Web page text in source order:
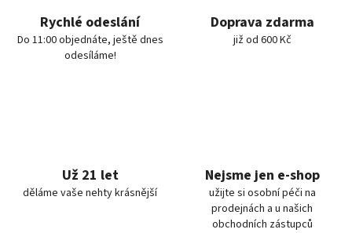
Rychlé odeslání
Do 11:00 objednáte, ještě dnes
odesíláme!
Doprava zdarma
již od 600 Kč
Už 21 let
děláme vaše nehty krásnější
Nejsme jen e-shop
užijte si osobní péči na
prodejnách a u našich
obchodních zástupců